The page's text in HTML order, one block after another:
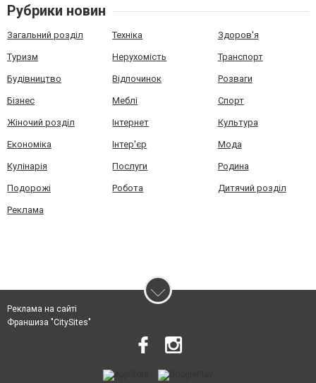
Рубрики новин
Загальний розділ Техніка Здоров'я
Туризм Нерухомість Транспорт
Будівництво Відпочинок Розваги
Бізнес Меблі Спорт
Жіночий розділ Інтернет Культура
Економіка Інтер'єр Мода
Кулінарія Послуги Родина
Подорожі Робота Дитячий розділ
Реклама
Реклама на сайті
Франшиза "CitySites"